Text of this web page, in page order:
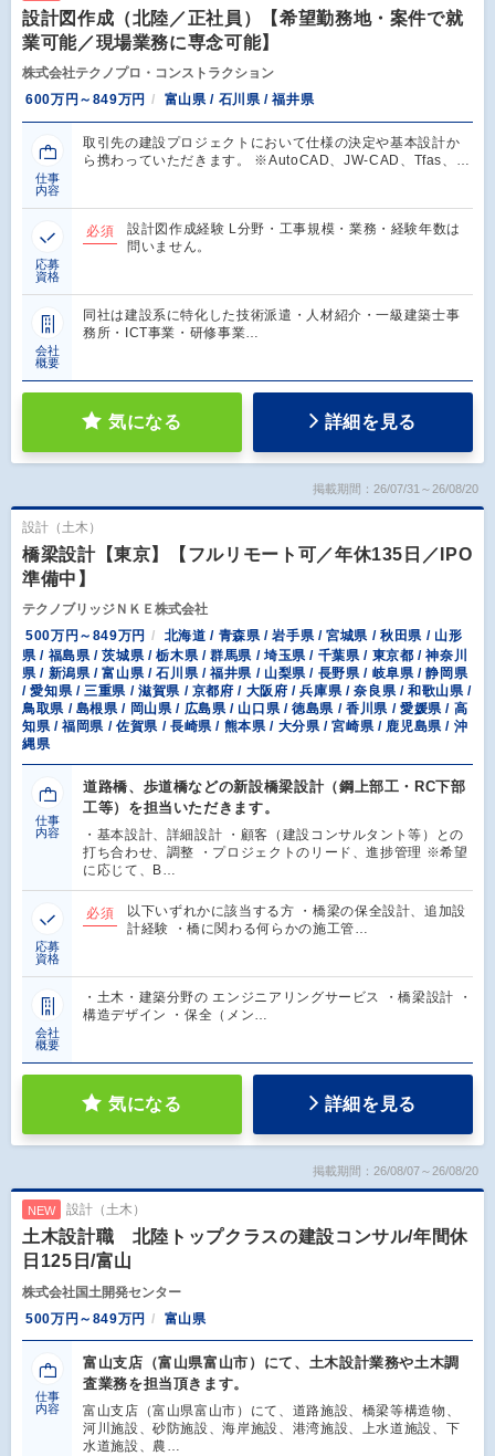
設計図作成（北陸／正社員）【希望勤務地・案件で就
業可能／現場業務に専念可能】
株式会社テクノプロ・コンストラクション
600万円～849万円
富山県 / 石川県 / 福井県
仕事
内容
取引先の建設プロジェクトにおいて仕様の決定や基本設計か
ら携わっていただきます。 ※AutoCAD、JW-CAD、Tfas、…
応募
資格
必須
設計図作成経験 L分野・工事規模・業務・経験年数は
問いません。
会社
概要
同社は建設系に特化した技術派遣・人材紹介・一級建築士事
務所・ICT事業・研修事業…
気になる 詳細を見る
掲載期間：26/07/31～26/08/20
設計（土木）
橋梁設計【東京】【フルリモート可／年休135日／IPO
準備中】
テクノブリッジＮＫＥ株式会社
500万円～849万円
北海道 / 青森県 / 岩手県 / 宮城県 / 秋田県 / 山形
県 / 福島県 / 茨城県 / 栃木県 / 群馬県 / 埼玉県 / 千葉県 / 東京都 / 神奈川
県 / 新潟県 / 富山県 / 石川県 / 福井県 / 山梨県 / 長野県 / 岐阜県 / 静岡県
/ 愛知県 / 三重県 / 滋賀県 / 京都府 / 大阪府 / 兵庫県 / 奈良県 / 和歌山県 /
鳥取県 / 島根県 / 岡山県 / 広島県 / 山口県 / 徳島県 / 香川県 / 愛媛県 / 高
知県 / 福岡県 / 佐賀県 / 長崎県 / 熊本県 / 大分県 / 宮崎県 / 鹿児島県 / 沖
縄県
仕事
内容
道路橋、歩道橋などの新設橋梁設計（鋼上部工・RC下部
工等）を担当いただきます。
・基本設計、詳細設計 ・顧客（建設コンサルタント等）との
打ち合わせ、調整 ・プロジェクトのリード、進捗管理 ※希望
に応じて、B…
応募
資格
必須
以下いずれかに該当する方 ・橋梁の保全設計、追加設
計経験 ・橋に関わる何らかの施工管…
会社
概要
・土木・建築分野の エンジニアリングサービス ・橋梁設計 ・
構造デザイン ・保全（メン…
気になる 詳細を見る
掲載期間：26/08/07～26/08/20
NEW 設計（土木）
土木設計職 北陸トップクラスの建設コンサル/年間休
日125日/富山
株式会社国土開発センター
500万円～849万円
富山県
仕事
内容
富山支店（富山県富山市）にて、土木設計業務や土木調
査業務を担当頂きます。
富山支店（富山県富山市）にて、道路施設、橋梁等構造物、
河川施設、砂防施設、海岸施設、港湾施設、上水道施設、下
水道施設、農…